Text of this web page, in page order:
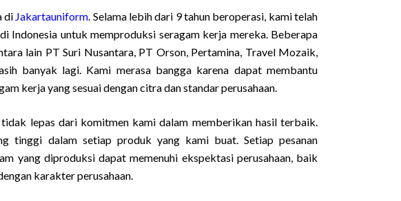
di Jakartauniform. Selama lebih dari 9 tahun beroperasi, kami telah
Indonesia untuk memproduksi seragam kerja mereka. Beberapa
lain PT Suri Nusantara, PT Orson, Pertamina, Travel Mozaik,
banyak lagi. Kami merasa bangga karena dapat membantu
kerja yang sesuai dengan citra dan standar perusahaan.
lepas dari komitmen kami dalam memberikan hasil terbaik.
tinggi dalam setiap produk yang kami buat. Setiap pesanan
yang diproduksi dapat memenuhi ekspektasi perusahaan, baik
karakter perusahaan.